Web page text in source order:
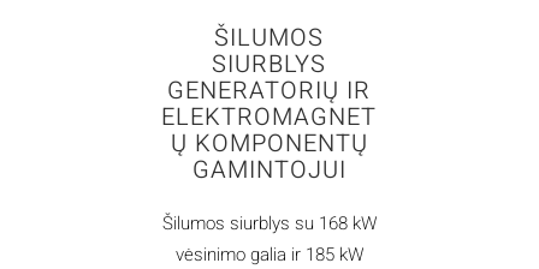
ŠILUMOS
SIURBLYS
GENERATORIŲ IR
ELEKTROMAGNET
Ų KOMPONENTŲ
GAMINTOJUI
Šilumos siurblys su 168 kW
vėsinimo galia ir 185 kW